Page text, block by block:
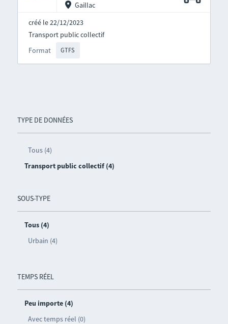
TYPE DE DONNÉES
Tous (4)
Transport public collectif (4)
SOUS-TYPE
Tous (4)
Urbain (4)
TEMPS RÉEL
Peu importe (4)
Avec temps réel (0)
Gaillac
créé le 22/12/2023
Format GTFS
Transport public collectif